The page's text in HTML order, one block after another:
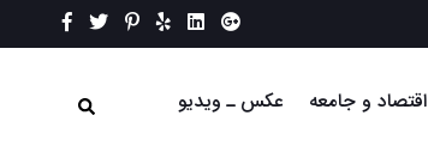
اقتصاد و جامعه عکس ـ ویدیو